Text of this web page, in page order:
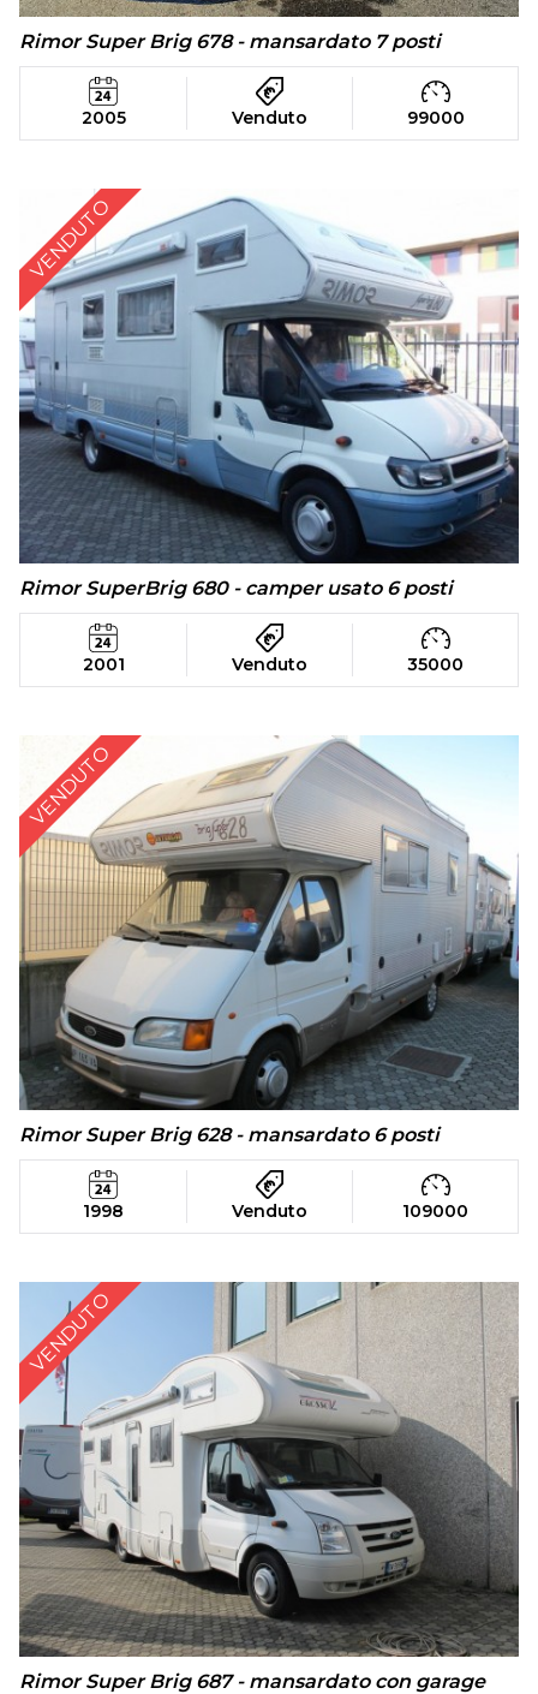
Rimor Super Brig 678 - mansardato 7 posti
2005 Venduto 99000
VENDUTO
Rimor SuperBrig 680 - camper usato 6 posti
2001 Venduto 35000
VENDUTO
Rimor Super Brig 628 - mansardato 6 posti
1998 Venduto 109000
VENDUTO
Rimor Super Brig 687 - mansardato con garage